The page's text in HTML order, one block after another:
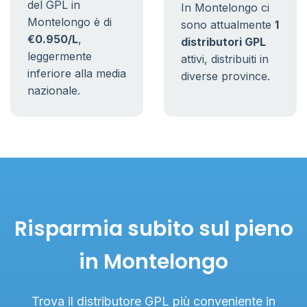
del GPL in
Montelongo è di
€0.950/L,
leggermente
inferiore alla media
nazionale.
In Montelongo ci
sono attualmente 1
distributori GPL
attivi, distribuiti in
diverse province.
Risparmia subito sul pieno
in Montelongo
Trova il distributore GPL più conveniente in